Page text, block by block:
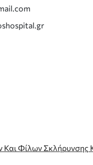
Άρθρα
Φίλων Σκλήρυνσης